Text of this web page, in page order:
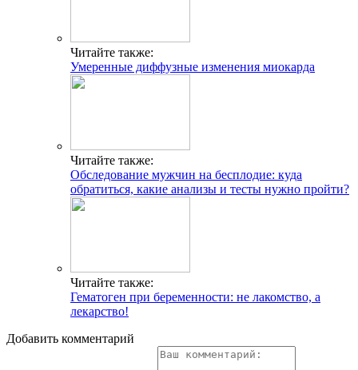
Читайте также:
Умеренные диффузные изменения миокарда
Читайте также:
Обследование мужчин на бесплодие: куда
обратиться, какие анализы и тесты нужно пройти?
Читайте также:
Гематоген при беременности: не лакомство, а
лекарство!
Добавить комментарий